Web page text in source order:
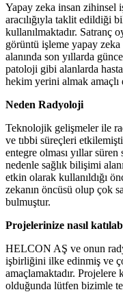
Yapay zeka insan
aracılığıyla taklit edildiği
kullanılmaktadır. Satranç
görüntü işleme yapay zeka
alanında son yıllarda
patoloji gibi alanlarda
hekim yerini almak amaçlı
Neden Radyoloji
Teknolojik gelişmeler ile
ve tıbbi süreçleri
entegre olması yıllar süren
nedenle sağlık bilişimi
etkin olarak kullanıldığı
zekanın öncüsü olup çok
bulmuştur.
Projelerinize nasıl
HELCON AŞ ve onun
işbirliğini ilke edinmiş ve
amaçlamaktadır.
olduğunda lütfen bizimle